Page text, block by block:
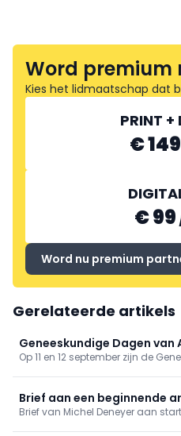
Word premium
Kies het lidmaatschap dat
PRINT +
€ 149
€ 99
Word nu premium
Gerelateerde artikels
Geneeskundige Dagen van
gevarieerd programma
Op 11 en 12 september zijn de
nood- en rampgeneeskunde.
Brief aan een beginnende
Brief van Michel Deneyer aan